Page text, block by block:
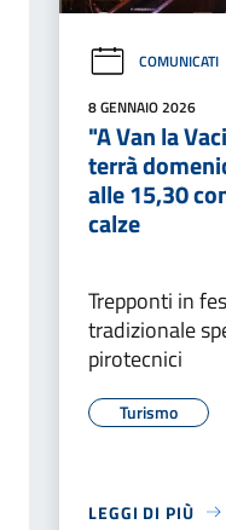
COMUNICATI
8 GENNAIO 2026
"A Van la
terrà
alle 15,30
calze
Trepponti in
tradizionale
pirotecnici
Turismo
LEGGI DI PIÙ